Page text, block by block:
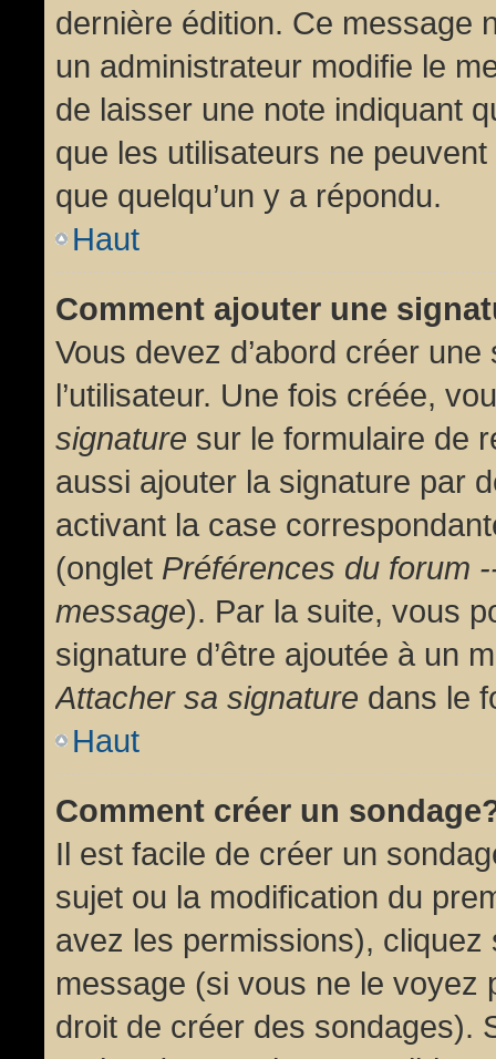
dernière édition. Ce message
un administrateur modifie le
de laisser une note indiquant
que les utilisateurs ne
que quelqu’un y a répondu.
Haut
Comment ajouter une
Vous devez d’abord créer
l’utilisateur. Une fois créée,
signature sur le formulaire de
aussi ajouter la signature par
activant la case
(onglet Préférences du forum
message). Par la suite, vous
signature d’être ajoutée à un
Attacher sa signature dans le
Haut
Comment créer un
Il est facile de créer un
sujet ou la modification du
avez les permissions), cliquez
message (si vous ne le voyez
droit de créer des sondages).